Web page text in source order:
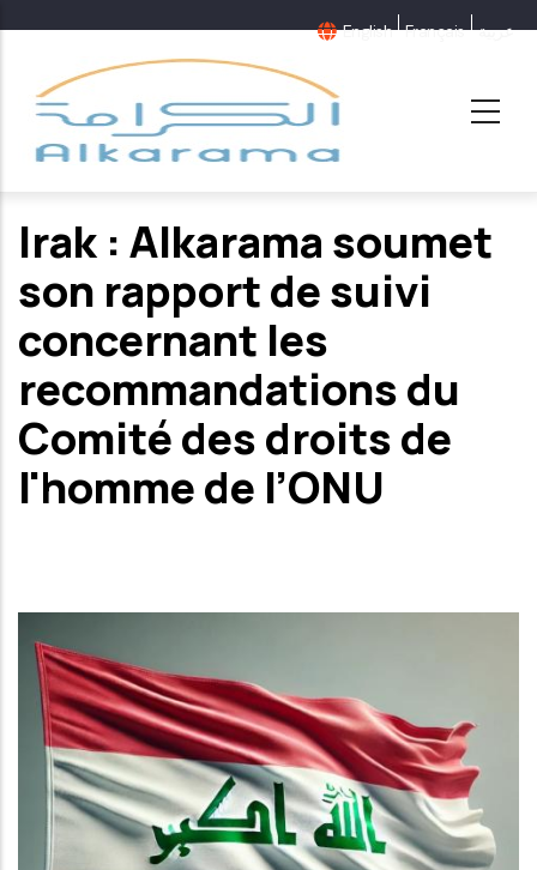
contenu
principal
English Français عربية
Irak : Alkarama soumet
son rapport de suivi
concernant les
recommandations du
Comité des droits de
l'homme de l’ONU